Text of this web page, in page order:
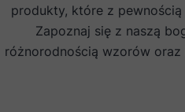
produkty, które z
Zapoznaj się z naszą
różnorodnością wzorów